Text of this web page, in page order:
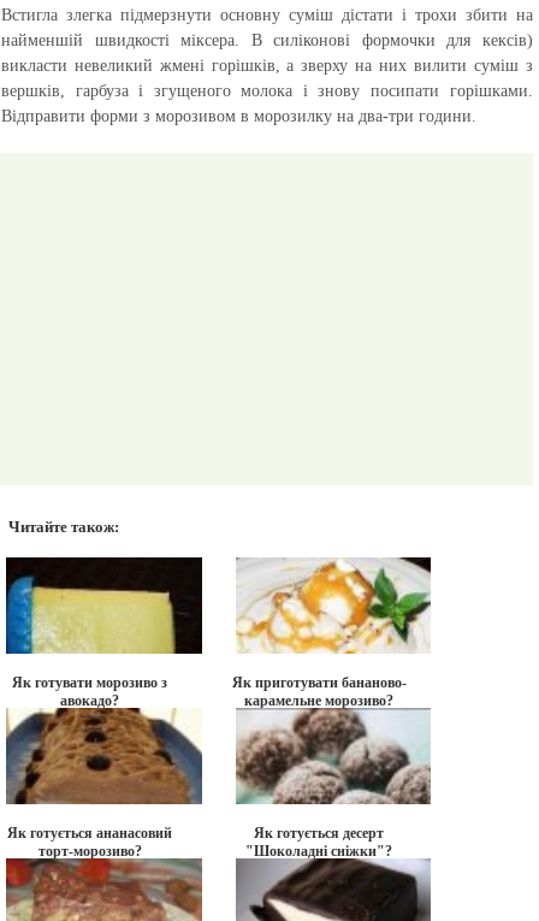
Встигла злегка підмерзнути основну суміш дістати і трохи збити на
найменшій швидкості міксера. В силіконові формочки для кексів)
викласти невеликий жмені горішків, а зверху на них вилити суміш з
вершків, гарбуза і згущеного молока і знову посипати горішками.
Відправити форми з морозивом в морозилку на два-три години.
Читайте також:
Як готувати морозиво з
авокадо?
Як приготувати бананово-
карамельне морозиво?
Як готується ананасовий
торт-морозиво?
Як готується десерт
"Шоколадні сніжки"?